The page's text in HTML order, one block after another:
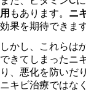
用 もあります。 ニ
効果を期待できます
しかし、これらは
できてしまったニ
り、悪化を防いだ
ニキビ治療ではな